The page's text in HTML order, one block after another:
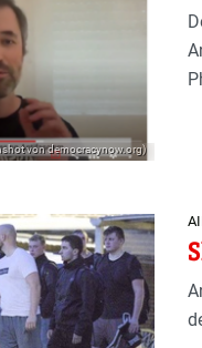
von democracynow.org)